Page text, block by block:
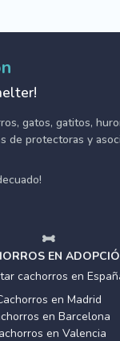
gatos, gatitos,
de protectoras y
EN
cachorros en
en Madrid
en Barcelona
en Valencia